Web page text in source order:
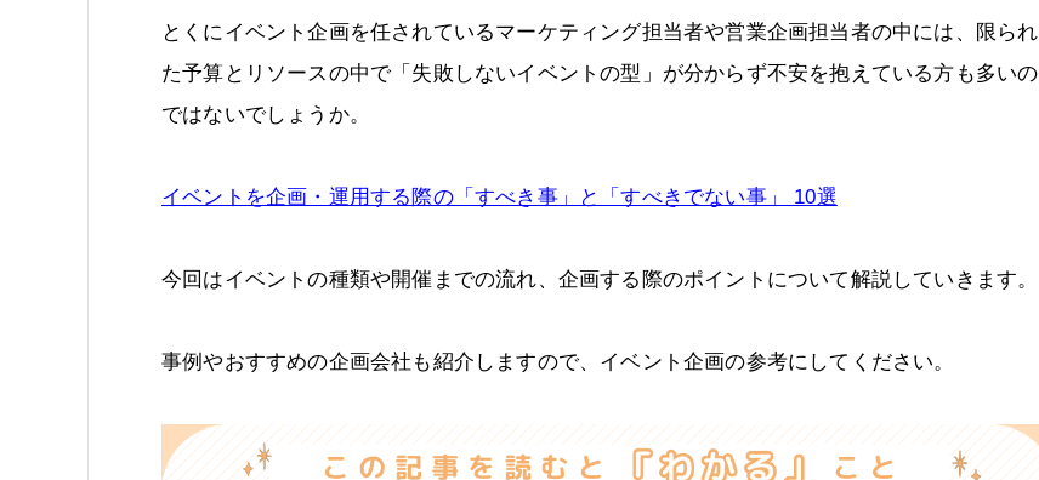
とくにイベント企画を任されているマーケティング担当者や営業企画担当者の中には、限られ
た予算とリソースの中で「失敗しないイベントの型」が分からず不安を抱えている方も多いの
ではないでしょうか。
イベントを企画・運用する際の「すべき事」と「すべきでない事」 10選
今回はイベントの種類や開催までの流れ、企画する際のポイントについて解説していきます。
事例やおすすめの企画会社も紹介しますので、イベント企画の参考にしてください。